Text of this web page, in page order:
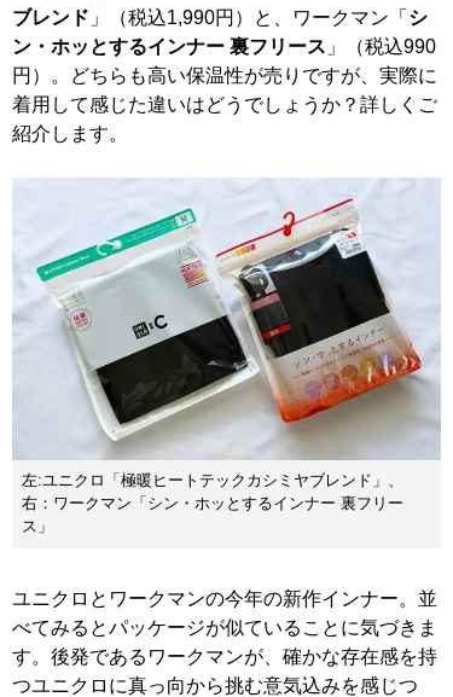
ブレンド 」（税込1,990円）と、ワークマン「 シ
ン・ホッとするインナー 裏フリース 」（税込990
円）。どちらも高い保温性が売りですが、実際に
着用して感じた違いはどうでしょうか？詳しくご
紹介します。
左:ユニクロ「極暖ヒートテックカシミヤブレンド」、
右：ワークマン「シン・ホッとするインナー 裏フリー
ス」
ユニクロとワークマンの今年の新作インナー。並
べてみるとパッケージが似ていることに気づきま
す。後発であるワークマンが、確かな存在感を持
つユニクロに真っ向から挑む意気込みを感じつ